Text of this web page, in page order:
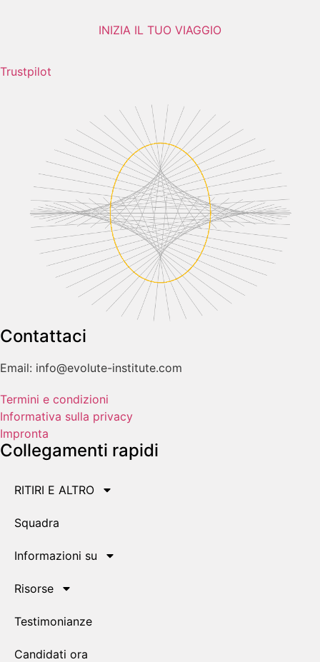
INIZIA IL TUO VIAGGIO
Trustpilot
Contattaci
Email: info@evolute-institute.com
Termini e condizioni
Informativa sulla privacy
Impronta
Collegamenti rapidi
RITIRI E ALTRO
Squadra
Informazioni su
Risorse
Testimonianze
Candidati ora